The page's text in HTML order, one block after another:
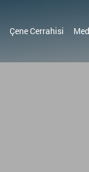
Çene Cerrahisi